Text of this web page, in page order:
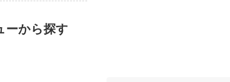
ーから探す